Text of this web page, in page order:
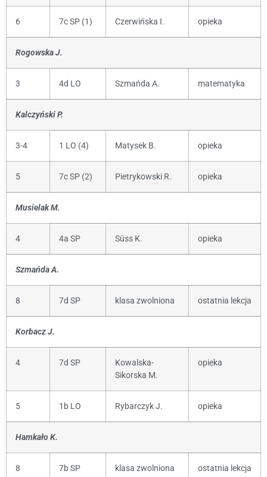
6 7c SP (1) Czerwińska I. opieka
Rogowska J.
3 4d LO Szmańda A. matematyka
Kalczyński P.
3-4 1 LO (4) Matysek B. opieka
5 7c SP (2) Pietrykowski R. opieka
Musielak M.
4 4a SP Süss K. opieka
Szmańda A.
8 7d SP klasa zwolniona ostatnia lekcja
Korbacz J.
4 7d SP
Kowalska-
Sikorska M.
opieka
5 1b LO Rybarczyk J. opieka
Hamkało K.
8 7b SP klasa zwolniona ostatnia lekcja